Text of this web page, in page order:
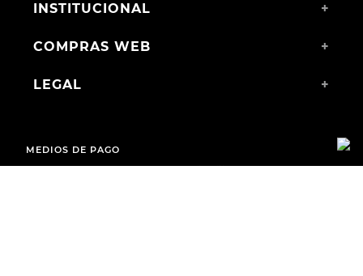
INSTITUCIONAL +
COMPRAS WEB +
LEGAL +
MEDIOS DE PAGO